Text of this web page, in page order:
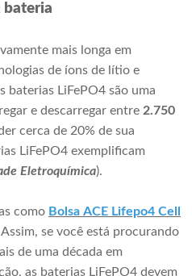
bateria
mais longa em
de íons de lítio e
baterias LiFePO4 são uma
e descarregar entre 2.750
cerca de 20% de sua
LiFePO4 exemplificam
Eletroquímica).
como Bolsa ACE Lifepo4 Cel
se você está procurando
de uma década em
as baterias LiFePO4 devem